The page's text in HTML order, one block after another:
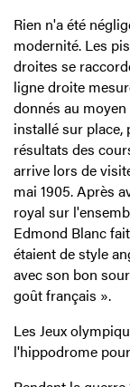
Rien n'a été
modernité. Les
droites se
ligne droite
donnés au
installé sur
résultats des
arrive lors de
mai 1905. Après
royal sur
Edmond Blanc
étaient de style
avec son bon
goût français ».
Les Jeux
l'hippodrome